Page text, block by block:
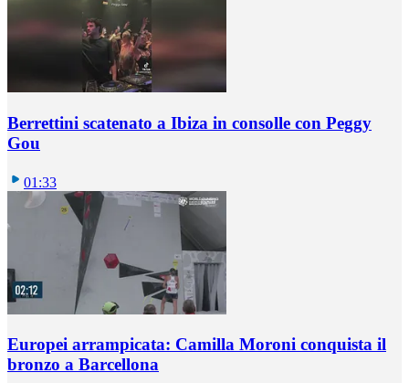
Berrettini scatenato a Ibiza in consolle con Peggy
Gou
01:33
Europei arrampicata: Camilla Moroni conquista il
bronzo a Barcellona